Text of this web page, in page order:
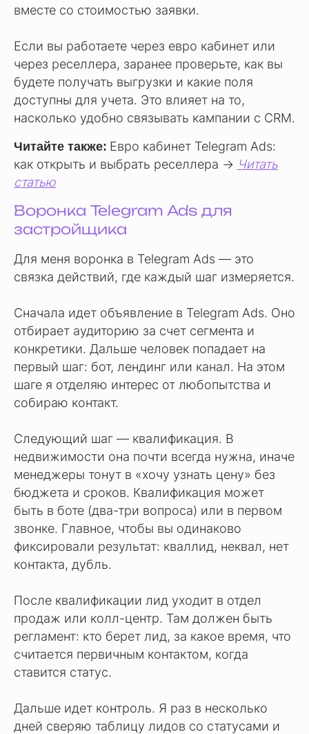
вместе со стоимостью заявки.
Если вы работаете через евро кабинет или
через реселлера, заранее проверьте, как вы
будете получать выгрузки и какие поля
доступны для учета. Это влияет на то,
насколько удобно связывать кампании с CRM.
Читайте также: Евро кабинет Telegram Ads:
как открыть и выбрать реселлера → Читать
статью
Воронка Telegram Ads для
застройщика
Для меня воронка в Telegram Ads — это
связка действий, где каждый шаг измеряется.
Сначала идет объявление в Telegram Ads. Оно
отбирает аудиторию за счет сегмента и
конкретики. Дальше человек попадает на
первый шаг: бот, лендинг или канал. На этом
шаге я отделяю интерес от любопытства и
собираю контакт.
Следующий шаг — квалификация. В
недвижимости она почти всегда нужна, иначе
менеджеры тонут в «хочу узнать цену» без
бюджета и сроков. Квалификация может
быть в боте (два-три вопроса) или в первом
звонке. Главное, чтобы вы одинаково
фиксировали результат: кваллид, неквал, нет
контакта, дубль.
После квалификации лид уходит в отдел
продаж или колл-центр. Там должен быть
регламент: кто берет лид, за какое время, что
считается первичным контактом, когда
ставится статус.
Дальше идет контроль. Я раз в несколько
дней сверяю таблицу лидов со статусами и